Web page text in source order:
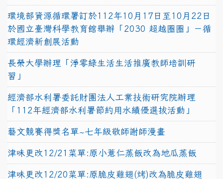
環境部資源循環署訂於112年10月17日至10月22日
於國立臺灣科學教育館舉辦「2030 超越圈圈」－循
環經濟新創展活動
長榮大學辦理「淨零綠生活生活推廣教師培訓研
習」
經濟部水利署委託財團法人工業技術研究院辦理
「112年經濟部水利署節約用水績優選拔活動」
藝文競賽得獎名單~七年級敬師謝師漫畫
津味更改12/21菜單:原小薏仁蒸飯改為地瓜蒸飯
津味更改12/20菜單:原脆皮雞翅(烤)改為脆皮雞翅